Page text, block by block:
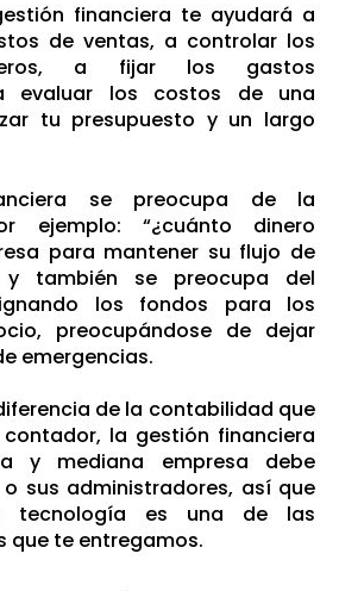
financiera te ayudará a
de ventas, a controlar los
a fijar los gastos
evaluar los costos de una
tu presupuesto y un largo
se preocupa de la
ejemplo: “¿cuánto dinero
para mantener su flujo de
y también se preocupa del
los fondos para los
preocupándose de dejar
emergencias.
de la contabilidad que
la gestión financiera
y mediana empresa debe
sus administradores, así que
tecnología es una de las
que te entregamos.